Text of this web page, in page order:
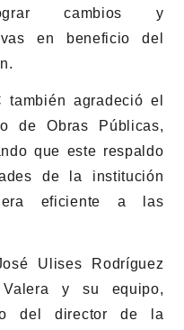
cambios y
en beneficio del
agradeció el
de Obras Públicas,
que este respaldo
de la institución
eficiente a las
Ulises Rodríguez
y su equipo,
del director de la